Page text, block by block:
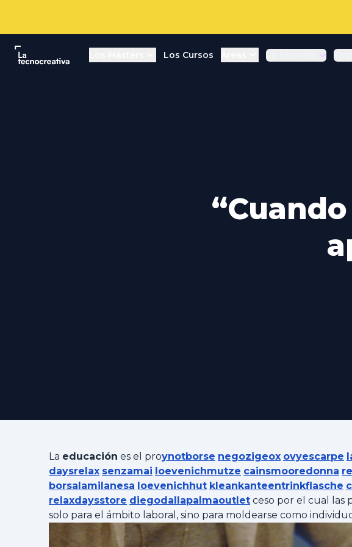
La tecnocreativa Los Cursos La Escuela
La educación es el proynotborse negozigeox ovyescarpe
daysrelax senzamai loevenichmutze cainsmooredonna
borsalamilanesa loevenichhut kleankanteentrinkflasche
relaxdaysstore diegodallapalmaoutlet ceso por el cual las
solo para el ámbito laboral, sino para moldearse como